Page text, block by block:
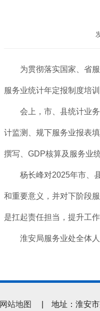
为贯彻落实国家、省
服务业统计年定报制度培
会上，市、县统计业
计监测、规下服务业报表
撰写、GDP核算及服务业
杨长峰对2025年市、
和重要意义，并对下阶段
是扛起责任担当，提升工
淮安局服务业处全体
网站地图 | 地址：淮安市